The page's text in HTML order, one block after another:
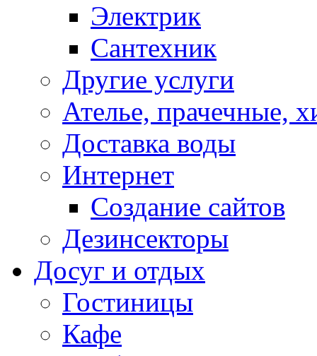
Электрик
Сантехник
Другие услуги
Ателье, прачечные,
Доставка воды
Интернет
Создание сайтов
Дезинсекторы
Досуг и отдых
Гостиницы
Кафе